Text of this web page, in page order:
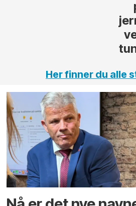
Her finner du alle